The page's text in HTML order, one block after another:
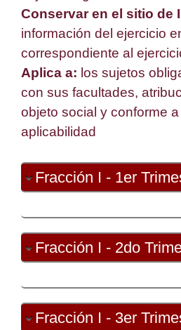
Conservar en el sitio de
información del ejercicio
correspondiente al
Aplica a: los sujetos
con sus facultades,
objeto social y conforme
aplicabilidad
Fracción I - 1er
Fracción I - 2do
Fracción I - 3er